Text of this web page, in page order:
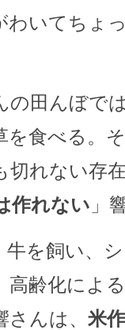
わいてちょ
田んぼで
を食べる。
切れない存
作れない 」
を飼い、
高齢化によ
んは、 米